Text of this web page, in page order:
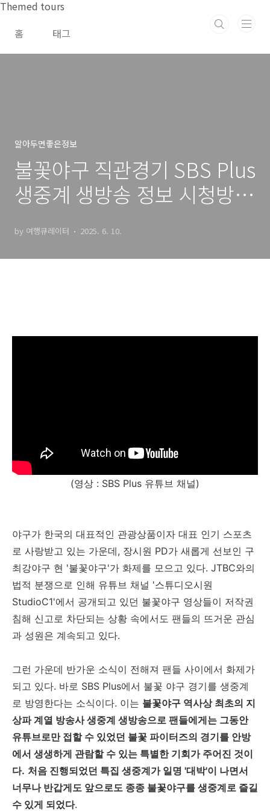
본문 바로가기
Themed tours
홈
태그
알아두면좋은정보
불꽃야구 직관경기 SBS Plus
생중계 생방송 정보 시청방법
by 여행큐레이터 2025. 6. 10.
(영상 : SBS Plus 유튜브 채널)
야구가 한국의 대표적인 관광상품이자 대표 인기 스포츠
로 사랑받고 있는 가운데, 장시원 PD가 새롭게 선보인 구
최강야구 현 '불꽃야구'가 화제를 모으고 있다. JTBC와의
법적 분쟁으로 인해 유튜브 채널 '스튜디오시원
StudioC1'에서 공개되고 있던 불꽃야구 영상들이 저작권
침해 신고로 차단되는 상황 속에서도 팬들의 뜨거운 관심
과 성원은 계속되고 있다.
그런 가운데 반가운 소식이 전해져 팬들 사이에서 화제가
되고 있다. 바로 SBS Plus에서 불꽃 야구 경기를 생중계
로 방영한다는 소식이다. 이는 불꽃야구 역사상 최초의 지
상파 계열 방송사 생중계 생방송으로 팬들에게는 그동안
유튜브로만 접할 수 있었던 불꽃 파이터즈의 경기를 안방
에서 생생하게 관람할 수 있는 특별한 기회가 주어진 것이
다. 처음 진행되었던 특집 생중계가 일명 '대박'이 나면서
너무나 반갑게도 앞으로도 종종 불꽃야구를 생중계로 즐길
수 있게 되었다.